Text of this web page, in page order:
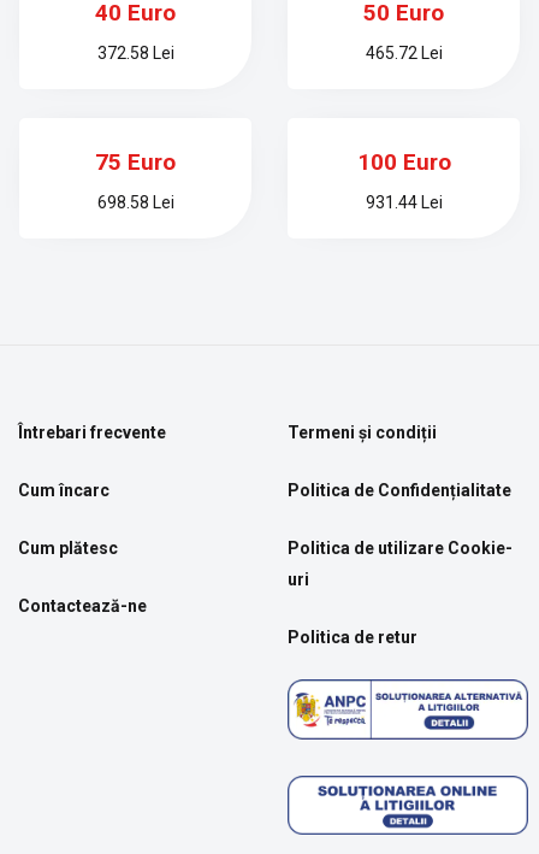
40 Euro
372.58 Lei
50 Euro
465.72 Lei
75 Euro
698.58 Lei
100 Euro
931.44 Lei
Întrebari frecvente
Cum încarc
Cum plătesc
Contactează-ne
Termeni și condiții
Politica de Confidențialitate
Politica de utilizare Cookie-
uri
Politica de retur